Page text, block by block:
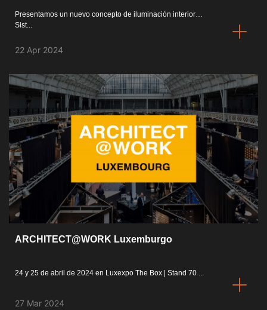
Presentamos un nuevo concepto de iluminación interior…
Sist...
22 Apr 2024
ARCHITECT@WORK Luxemburgo
24 y 25 de abril de 2024 en Luxexpo The Box | Stand 70 ...
27 Mar 2024